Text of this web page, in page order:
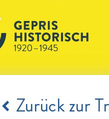
Zurück zur